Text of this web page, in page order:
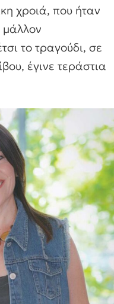
χροιά, που ήταν
μάλλον
το τραγούδι, σε
έγινε τεράστια